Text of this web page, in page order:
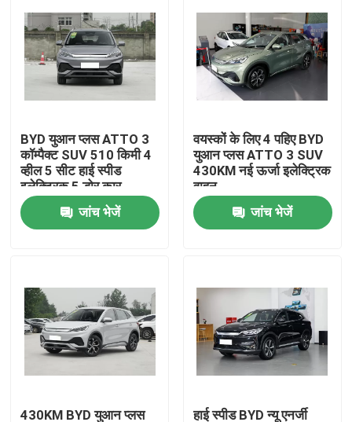
उत्पाद
वीडियो
फैक्टरी यात्रा
गुणवत्ता नियंत्रण
समाचार
सभी मामलों
एक बोली का अनुरोध
BYD युआन प्लस ATTO 3
कॉम्पैक्ट SUV 510 किमी 4
व्हील 5 सीट हाई स्पीड
इलेक्ट्रिक 5 डोर कार
जांच भेजें
वयस्कों के लिए 4 पहिए BYD
युआन प्लस ATTO 3 SUV
430KM नई ऊर्जा इलेक्ट्रिक
वाहन
जांच भेजें
430KM BYD युआन प्लस हाई स्पीड BYD न्यू एनर्जी